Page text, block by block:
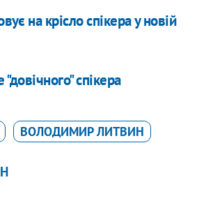
на крісло спікера у новій
спікера
ВОЛОДИМИР ЛИТВИН